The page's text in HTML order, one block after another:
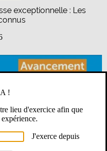
exceptionnelle : Les
!
lieu d'exercice afin que
J'exerce depuis